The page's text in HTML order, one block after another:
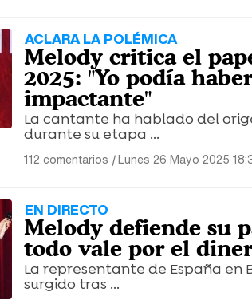
ACLARA LA POLÉMICA
Melody critica el
2025: "Yo podía
impactante"
La cantante ha hablado del
durante su etapa ...
112 comentarios |Lunes 26 Mayo 2025
EN DIRECTO
Melody defiende su
todo vale por el
La representante de España en
surgido tras ...